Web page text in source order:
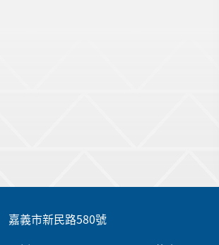
嘉義市新民路580號